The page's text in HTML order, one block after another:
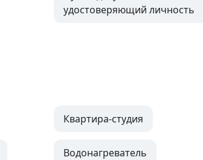
удостоверяющий личность
Квартира-студия
Водонагреватель